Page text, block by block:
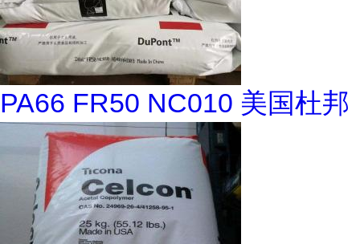
PA66 FR50 NC010 美国杜邦